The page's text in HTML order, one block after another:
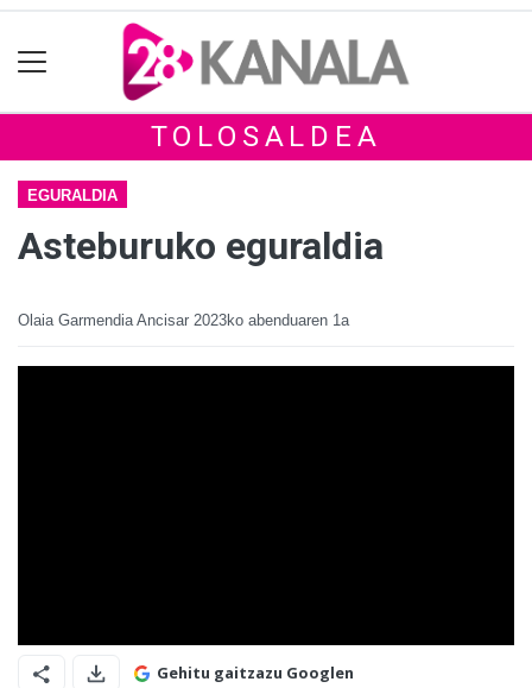
TOLOSALDEA
EGURALDIA
Asteburuko eguraldia
Olaia Garmendia Ancisar 2023ko abenduaren 1a
Gehitu gaitzazu Googlen